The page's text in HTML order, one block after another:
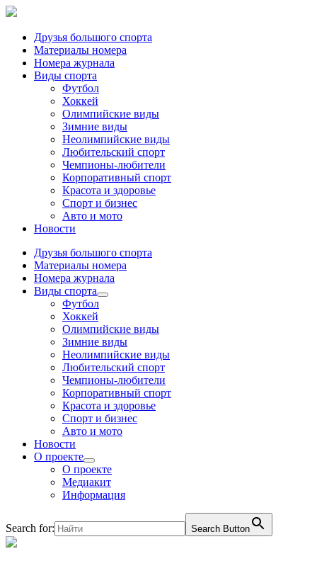
Друзья большого спорта
Материалы номера
Номера журнала
Виды спорта
Футбол
Хоккей
Олимпийские виды
Зимние виды
Неолимпийские виды
Любительский спорт
Чемпионы-любители
Корпоративный спорт
Красота и здоровье
Спорт и бизнес
Авто и мото
Новости
Друзья большого спорта
Материалы номера
Номера журнала
Виды спорта
Футбол
Хоккей
Олимпийские виды
Зимние виды
Неолимпийские виды
Любительский спорт
Чемпионы-любители
Корпоративный спорт
Красота и здоровье
Спорт и бизнес
Авто и мото
Новости
О проекте
О проекте
Медиакит
Информация
Search for: Search Button